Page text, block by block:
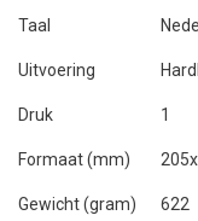
Taal
Uitvoering
Druk 1
Formaat (mm)
Gewicht (gram) 622